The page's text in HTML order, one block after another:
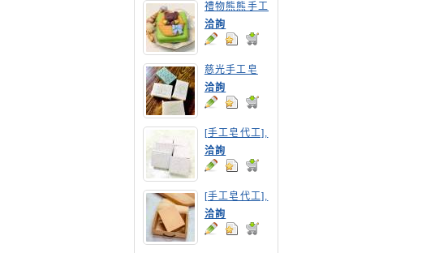
禮物熊熊手工
皂
洽詢
慈光手工皂
洽詢
[手工皂代工],
紅豆手工皂
洽詢
[手工皂代工],
胡蘿蔔手工皂
洽詢